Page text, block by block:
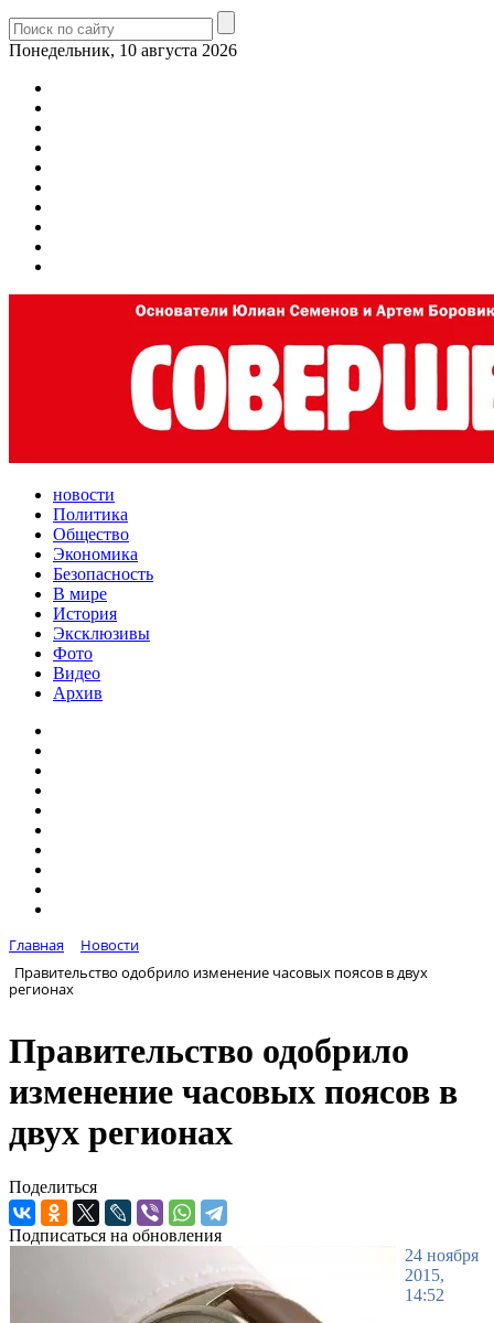
Понедельник, 10 августа 2026
новости
Политика
Общество
Экономика
Безопасность
В мире
История
Эксклюзивы
Фото
Видео
Архив
Главная
Новости
Правительство одобрило изменение часовых поясов в двух
регионах
Правительство одобрило
изменение часовых поясов в
двух регионах
Поделиться
Подписаться на обновления
24 ноября
2015,
14:52